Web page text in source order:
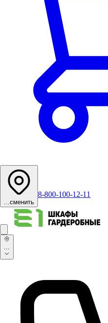
...сменить
8-800-100-12-11
...